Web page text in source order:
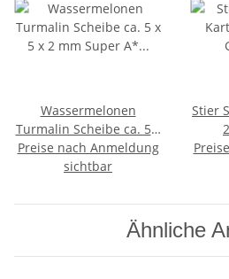
Wassermelonen
Turmalin Scheibe ca. 5 x
5 x 2 mm Super A*
Qualität
Preise nach Anmeldung
sichtbar
Stier
Ähnliche